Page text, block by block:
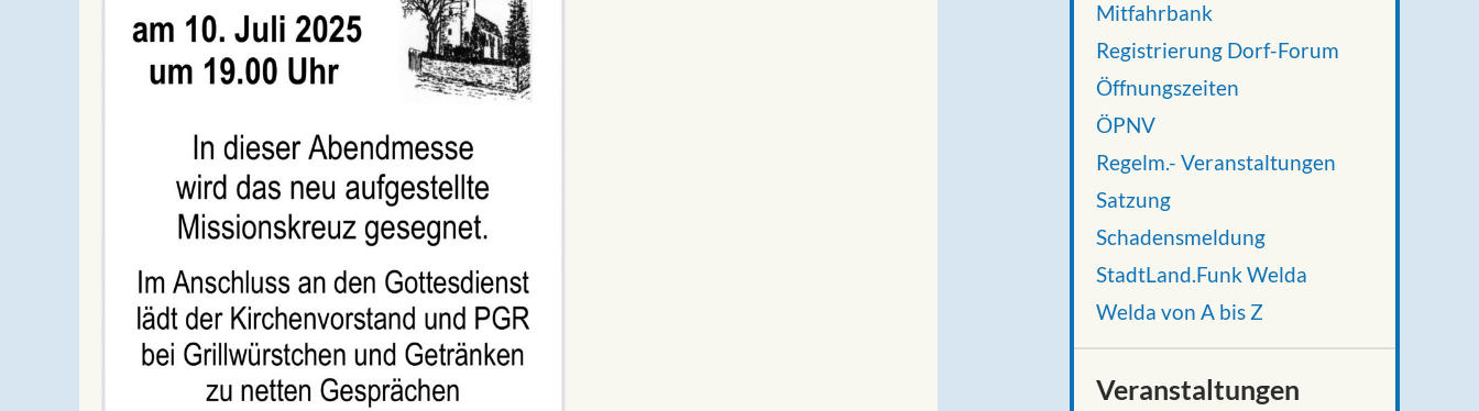
Mitfahrbank
Registrierung Dorf-Forum
Öffnungszeiten
ÖPNV
Regelm.- Veranstaltungen
Satzung
Schadensmeldung
StadtLand.Funk Welda
Welda von A bis Z
Veranstaltungen